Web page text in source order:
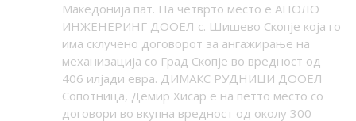
Македонија пат. На четврто место е АПОЛО
ИНЖЕНЕРИНГ ДООЕЛ с. Шишево Скопје која го
има склучено договорот за ангажирање на
механизација со Град Скопје во вредност од
406 илјади евра. ДИМАКС РУДНИЦИ ДООЕЛ
Сопотница, Демир Хисар е на петто место со
договори во вкупна вредност од околу 300